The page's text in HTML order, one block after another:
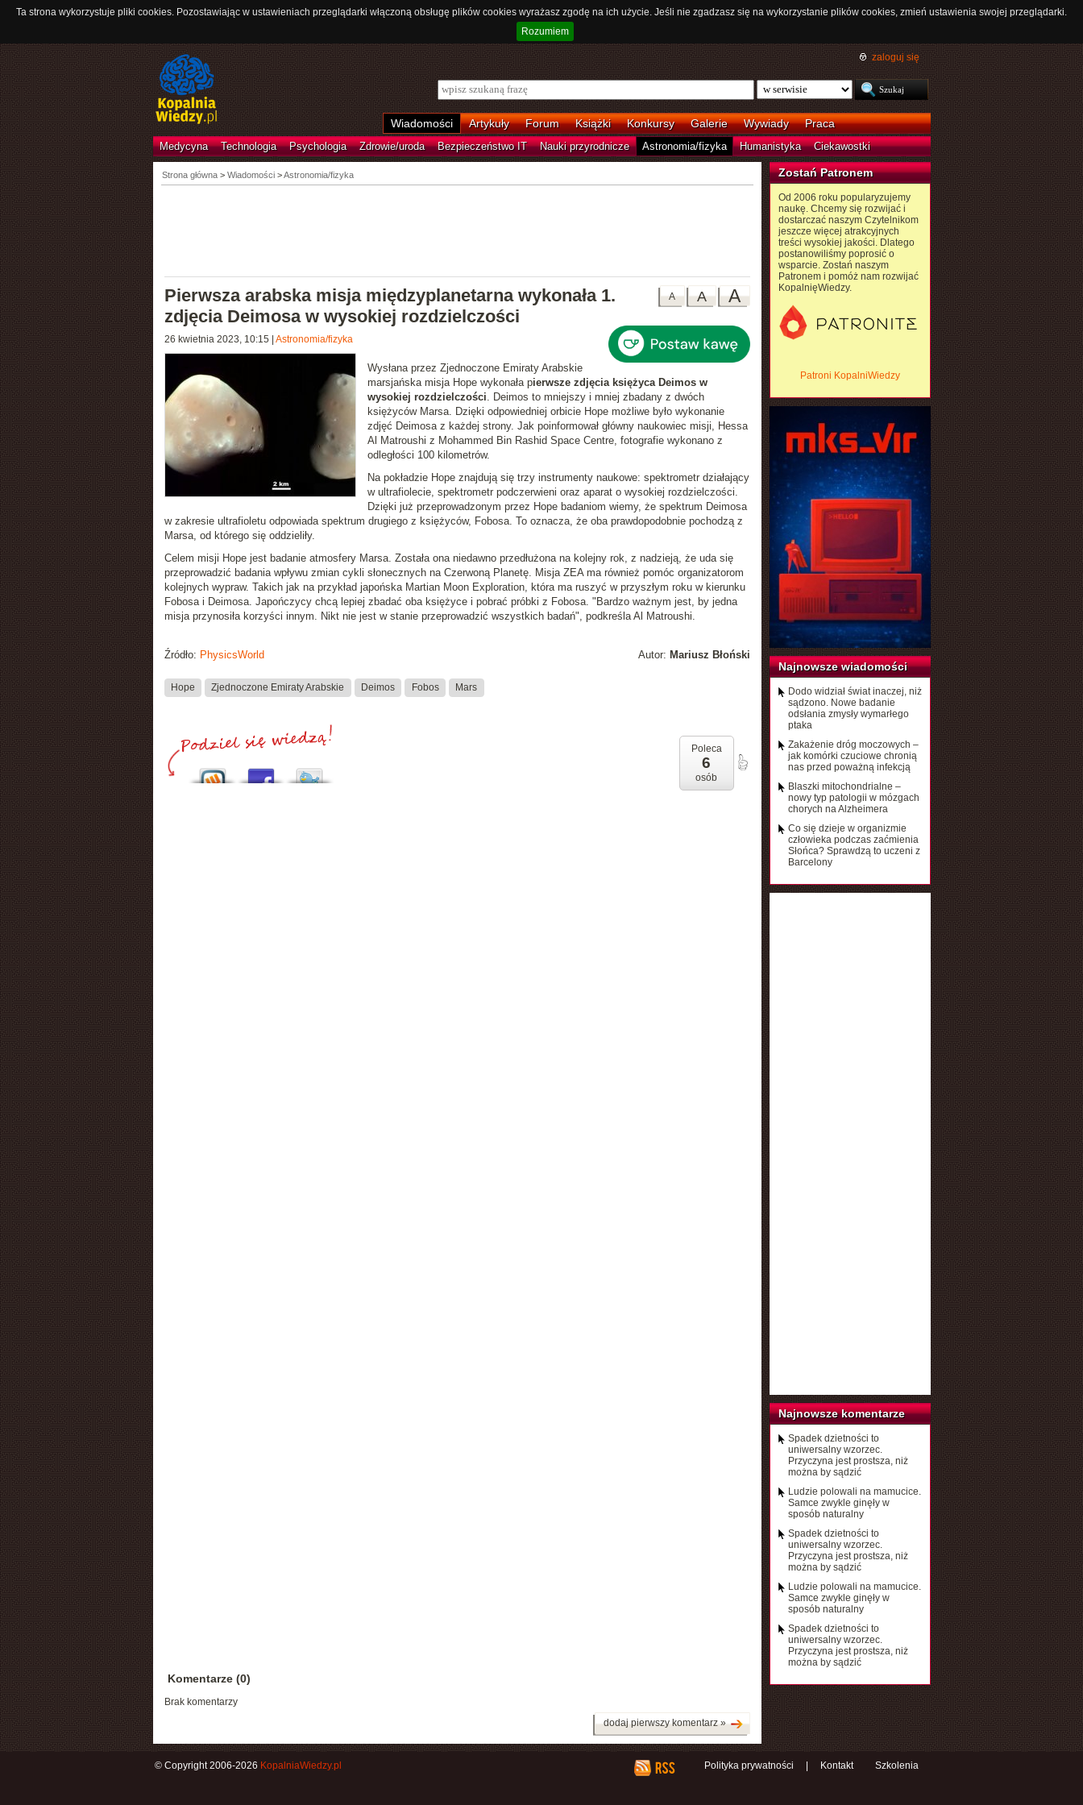
Ta strona wykorzystuje pliki cookies. Pozostawiając w ustawieniach przeglądarki włączoną obsługę plików cookies wyrażasz zgodę na ich użycie. Jeśli nie zgadzasz się na wykorzystanie plików cookies, zmień ustawienia swojej przeglądarki.
Rozumiem
zaloguj się
Wiadomości Artykuły Forum Książki Konkursy Galerie Wywiady Praca
Medycyna Technologia Psychologia Zdrowie/uroda Bezpieczeństwo IT Nauki przyrodnicze Astronomia/fizyka Humanistyka Ciekawostki
Strona główna> Wiadomości >Astronomia/fizyka
A
A
A
Pierwsza arabska misja międzyplanetarna wykonała 1.
zdjęcia Deimosa w wysokiej rozdzielczości
26 kwietnia 2023, 10:15 Astronomia/fizyka
Wysłana przez Zjednoczone Emiraty Arabskie
marsjańska misja Hope wykonała pierwsze zdjęcia księżyca Deimos w
wysokiej rozdzielczości. Deimos to mniejszy i mniej zbadany z dwóch
księżyców Marsa. Dzięki odpowiedniej orbicie Hope możliwe było wykonanie
zdjęć Deimosa z każdej strony. Jak poinformował główny naukowiec misji, Hessa
Al Matroushi z Mohammed Bin Rashid Space Centre, fotografie wykonano z
odległości 100 kilometrów.
Na pokładzie Hope znajdują się trzy instrumenty naukowe: spektrometr działający
w ultrafiolecie, spektrometr podczerwieni oraz aparat o wysokiej rozdzielczości.
Dzięki już przeprowadzonym przez Hope badaniom wiemy, że spektrum Deimosa
w zakresie ultrafioletu odpowiada spektrum drugiego z księżyców, Fobosa. To oznacza, że oba prawdopodobnie pochodzą z
Marsa, od którego się oddzieliły.
Celem misji Hope jest badanie atmosfery Marsa. Została ona niedawno przedłużona na kolejny rok, z nadzieją, że uda się
przeprowadzić badania wpływu zmian cykli słonecznych na Czerwoną Planetę. Misja ZEA ma również pomóc organizatorom
kolejnych wypraw. Takich jak na przykład japońska Martian Moon Exploration, która ma ruszyć w przyszłym roku w kierunku
Fobosa i Deimosa. Japończycy chcą lepiej zbadać oba księżyce i pobrać próbki z Fobosa. "Bardzo ważnym jest, by jedna
misja przynosiła korzyści innym. Nikt nie jest w stanie przeprowadzić wszystkich badań", podkreśla Al Matroushi.
Autor: Mariusz Błoński
Źródło: PhysicsWorld
Hope Zjednoczone Emiraty Arabskie Deimos Fobos Mars
Poleca
6
osób
Komentarze (0)
Brak komentarzy
dodaj pierwszy komentarz »
Zostań Patronem
Od 2006 roku popularyzujemy
naukę. Chcemy się rozwijać i
dostarczać naszym Czytelnikom
jeszcze więcej atrakcyjnych
treści wysokiej jakości. Dlatego
postanowiliśmy poprosić o
wsparcie. Zostań naszym
Patronem i pomóż nam rozwijać
KopalnięWiedzy.
Patroni KopalniWiedzy
Najnowsze wiadomości
Dodo widział świat inaczej, niż
sądzono. Nowe badanie
odsłania zmysły wymarłego
ptaka
Zakażenie dróg moczowych –
jak komórki czuciowe chronią
nas przed poważną infekcją
Blaszki mitochondrialne –
nowy typ patologii w mózgach
chorych na Alzheimera
Co się dzieje w organizmie
człowieka podczas zaćmienia
Słońca? Sprawdzą to uczeni z
Barcelony
Najnowsze komentarze
Spadek dzietności to
uniwersalny wzorzec.
Przyczyna jest prostsza, niż
można by sądzić
Ludzie polowali na mamucice.
Samce zwykle ginęły w
sposób naturalny
Spadek dzietności to
uniwersalny wzorzec.
Przyczyna jest prostsza, niż
można by sądzić
Ludzie polowali na mamucice.
Samce zwykle ginęły w
sposób naturalny
Spadek dzietności to
uniwersalny wzorzec.
Przyczyna jest prostsza, niż
można by sądzić
Polityka prywatności Kontakt Szkolenia
© Copyright 2006-2026 KopalniaWiedzy.pl